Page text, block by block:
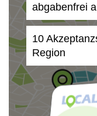
abgabenfrei
10
Region